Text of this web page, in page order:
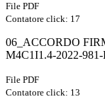
File PDF
Contatore click: 17
06_ACCORDO
M4C1I1.4-2022-
File PDF
Contatore click: 13